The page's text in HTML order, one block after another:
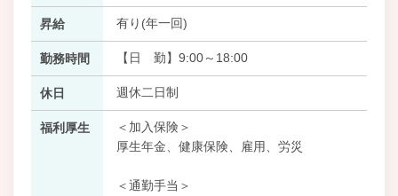
昇給 有り(年一回)
勤務時間 【日 勤】9:00～18:00
休日 週休二日制
福利厚生
＜加入保険＞
厚生年金、健康保険、雇用、労災
＜通勤手当＞